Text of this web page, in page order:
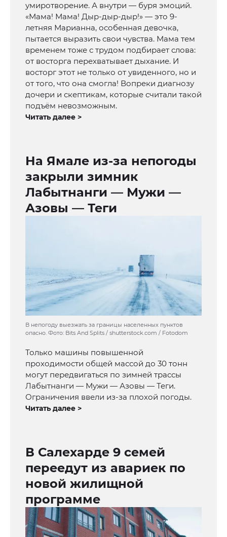
умиротворение. А внутри — буря эмоций.
«Мама! Мама! Дыр-дыр-дыр!» — это 9-
летняя Марианна, особенная девочка,
пытается выразить свои чувства. Мама тем
временем тоже с трудом подбирает слова:
от восторга перехватывает дыхание. И
восторг этот не только от увиденного, но и
от того, что она смогла! Вопреки диагнозу
дочери и скептикам, которые считали такой
подъём невозможным.
Читать далее >
На Ямале из-за непогоды
закрыли зимник
Лабытнанги — Мужи —
Азовы — Теги
В непогоду выезжать за границы населенных пунктов
опасно. Фото: Bits And Splits / shutterstock.com / Fotodom
Только машины повышенной
проходимости общей массой до 30 тонн
могут передвигаться по зимней трассы
Лабытнанги — Мужи — Азовы — Теги.
Ограничения ввели из-за плохой погоды.
Читать далее >
В Салехарде 9 семей
переедут из авариек по
новой жилищной
программе